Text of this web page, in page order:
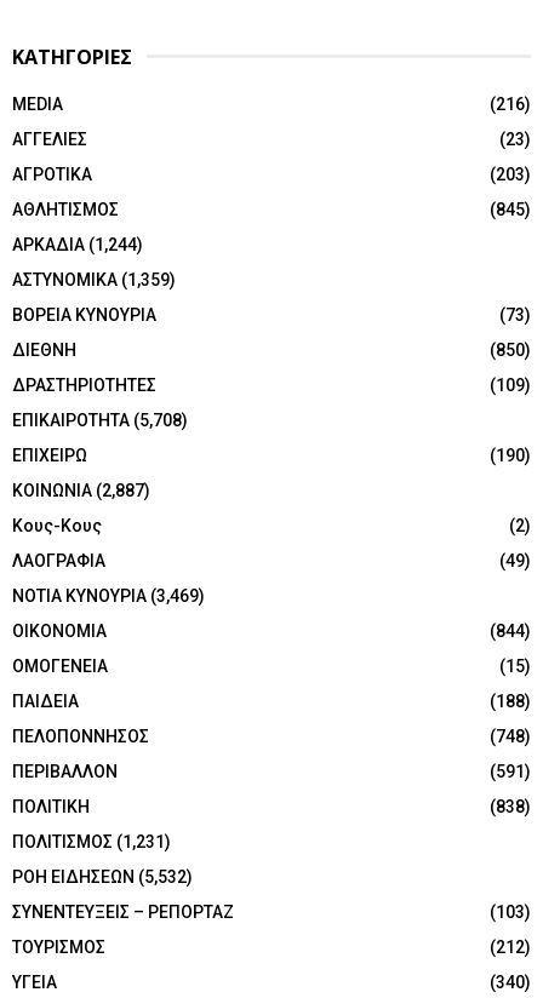
ΚΑΤΗΓΟΡΙΕΣ
MEDIA
(216)
ΑΓΓΕΛΙΕΣ
(23)
ΑΓΡΟΤΙΚΑ
(203)
ΑΘΛΗΤΙΣΜΟΣ
(845)
ΑΡΚΑΔΙΑ (1,244)
ΑΣΤΥΝΟΜΙΚΑ (1,359)
ΒΟΡΕΙΑ ΚΥΝΟΥΡΙΑ
(73)
ΔΙΕΘΝΗ
(850)
ΔΡΑΣΤΗΡΙΟΤΗΤΕΣ
(109)
ΕΠΙΚΑΙΡΟΤΗΤΑ (5,708)
ΕΠΙΧΕΙΡΩ
(190)
ΚΟΙΝΩΝΙΑ (2,887)
Κους-Κους
(2)
ΛΑΟΓΡΑΦΙΑ
(49)
ΝΟΤΙΑ ΚΥΝΟΥΡΙΑ (3,469)
ΟΙΚΟΝΟΜΙΑ
(844)
ΟΜΟΓΕΝΕΙΑ
(15)
ΠΑΙΔΕΙΑ
(188)
ΠΕΛΟΠΟΝΝΗΣΟΣ
(748)
ΠΕΡΙΒΑΛΛΟΝ
(591)
ΠΟΛΙΤΙΚΗ
(838)
ΠΟΛΙΤΙΣΜΟΣ (1,231)
ΡΟΗ ΕΙΔΗΣΕΩΝ (5,532)
ΣΥΝΕΝΤΕΥΞΕΙΣ – ΡΕΠΟΡΤΑΖ
(103)
ΤΟΥΡΙΣΜΟΣ
(212)
ΥΓΕΙΑ
(340)